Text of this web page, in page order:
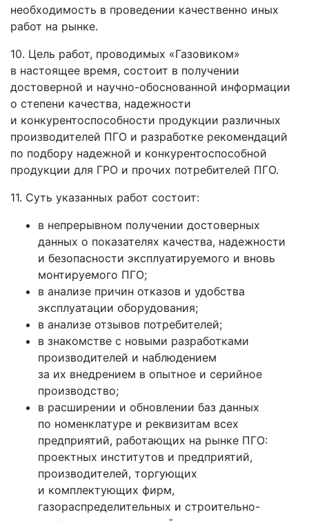
необходимость в проведении качественно иных
работ на рынке.
10. Цель работ, проводимых «Газовиком»
в настоящее время, состоит в получении
достоверной и научно-обоснованной информации
о степени качества, надежности
и конкурентоспособности продукции различных
производителей ПГО и разработке рекомендаций
по подбору надежной и конкурентоспособной
продукции для ГРО и прочих потребителей ПГО.
11. Суть указанных работ состоит:
в непрерывном получении достоверных
данных о показателях качества, надежности
и безопасности эксплуатируемого и вновь
монтируемого ПГО;
в анализе причин отказов и удобства
эксплуатации оборудования;
в анализе отзывов потребителей;
в знакомстве с новыми разработками
производителей и наблюдением
за их внедрением в опытное и серийное
производство;
в расширении и обновлении баз данных
по номенклатуре и реквизитам всех
предприятий, работающих на рынке ПГО:
проектных институтов и предприятий,
производителей, торгующих
и комплектующих фирм,
газораспределительных и строительно-